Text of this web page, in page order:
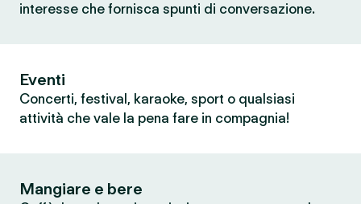
interesse che fornisca spunti di conversazione.
Eventi
Concerti, festival, karaoke, sport o qualsiasi
attività che vale la pena fare in compagnia!
Mangiare e bere